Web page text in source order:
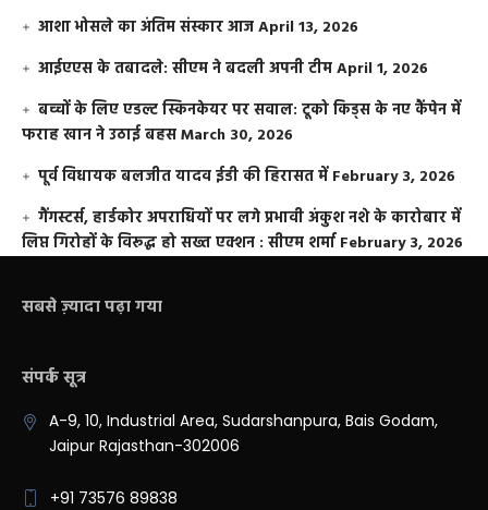
आशा भोसले का अंतिम संस्कार आजApril 13, 2026
आईएएस के तबादले: सीएम ने बदली अपनी टीमApril 1, 2026
बच्चों के लिए एडल्ट स्किनकेयर पर सवाल: टूको किड्स के नए कैंपेन में
फराह खान ने उठाई बहसMarch 30, 2026
पूर्व विधायक बलजीत यादव ईडी की हिरासत में February 3, 2026
गैंगस्टर्स, हार्डकोर अपराधियों पर लगे प्रभावी अंकुश नशे के कारोबार में
लिप्त गिरोहों के विरूद्ध हो सख्त एक्शन : सीएम शर्मा February 3, 2026
सबसे ज़्यादा पढ़ा गया
संपर्क सूत्र
A-9, 10, Industrial Area, Sudarshanpura, Bais Godam,
Jaipur Rajasthan-302006
+91 73576 89838